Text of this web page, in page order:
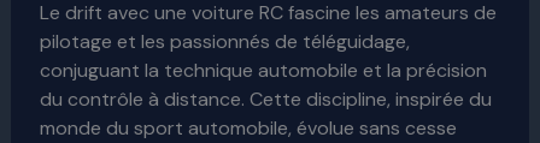
Le drift avec une voiture RC fascine les amateurs de
pilotage et les passionnés de téléguidage,
conjuguant la technique automobile et la précision
du contrôle à distance. Cette discipline, inspirée du
monde du sport automobile, évolue sans cesse